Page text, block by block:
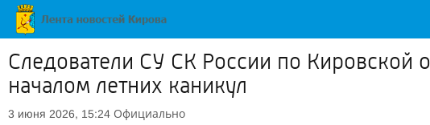
Следователи СУ СК России по
началом летних каникул
3 июня 2026, 15:24 Официально